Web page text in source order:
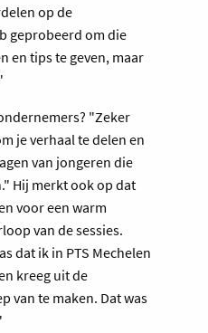
op de
geprobeerd om die
en tips te geven, maar
"Zeker
je verhaal te delen en
van jongeren die
Hij merkt ook op dat
voor een warm
van de sessies.
dat ik in PTS Mechelen
kreeg uit de
van te maken. Dat was